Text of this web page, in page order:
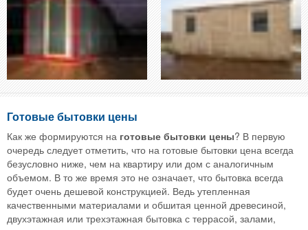
Готовые бытовки цены
Как же формируются на готовые бытовки цены? В первую
очередь следует отметить, что на готовые бытовки цена всегда
безусловно ниже, чем на квартиру или дом с аналогичным
объемом. В то же время это не означает, что бытовка всегда
будет очень дешевой конструкцией. Ведь утепленная
качественными материалами и обшитая ценной древесиной,
двухэтажная или трехэтажная бытовка с террасой, залами,